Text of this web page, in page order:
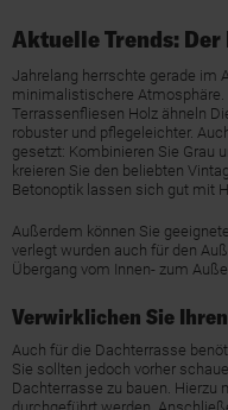
Aktuelle Trends:
Jahrelang herrschte gerade im
minimalistischere Atmosphäre.
Terrassenfliesen Holz ähneln
robuster und pflegeleichter.
gesetzt: Kombinieren Sie Grau
kreieren Sie den beliebten
Betonoptik lassen sich gut mit
Außerdem können Sie
verlegt wurden auch für den
Übergang vom Innen- zum
Verwirklichen Sie
Auch für die Dachterrasse
Sie sollten jedoch vorher
Dachterrasse zu bauen.
durchgeführt werden.